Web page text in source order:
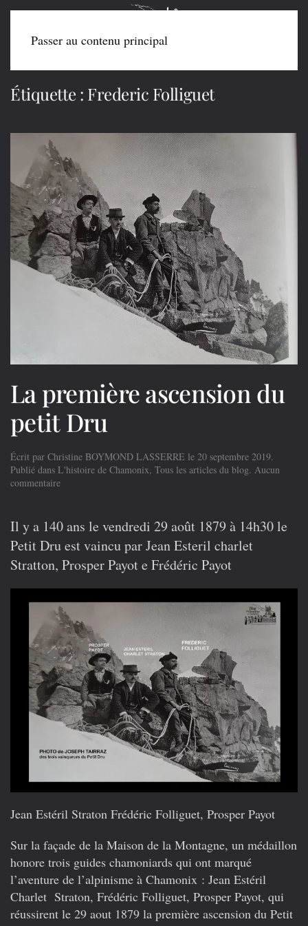
Passer au contenu principal
Étiquette : Frederic Folliguet
La première ascension du
petit Dru
Écrit par Christine BOYMOND LASSERRE le 20 septembre 2019.
Publié dans L'histoire de Chamonix, Tous les articles du blog. Aucun
commentairesur
ascension
du
petit
Dru
Il y a 140 ans le vendredi 29 août 1879 à 14h30 le
Petit Dru est vaincu parJean Esteril charlet
Stratton, Prosper Payot e Frédéric Payot
Jean Estéril Straton Frédéric Folliguet, Prosper Payot
Sur la façade de la Maison de la Montagne, un médaillon
honore trois guides chamoniards qui ont marqué
l’aventure de l’alpinisme à Chamonix : Jean Estéril
Charlet Straton, Frédéric Folliguet, Prosper Payot, qui
réussirent le 29 aout 1879 la première ascension du Petit